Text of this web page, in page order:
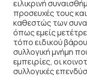
ειλικρινή
προσευχές τους
καθεστώς των
όπως εμείς
τόπο ειδικού
συλλογική μνήμη
εμπειρίες, οι
συλλογικές